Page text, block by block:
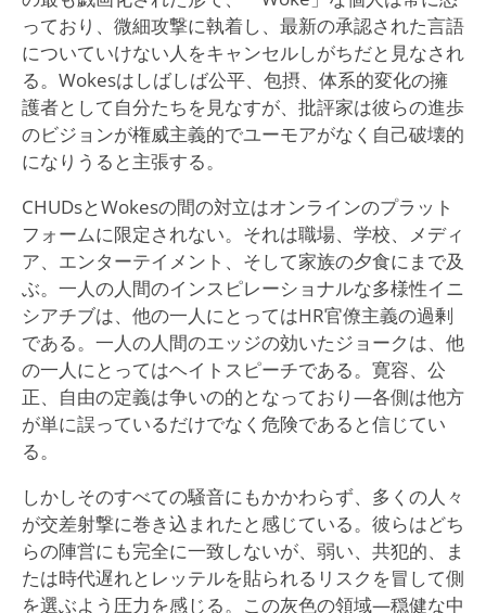
っており、微細攻撃に執着し、最新の承認された言語
についていけない人をキャンセルしがちだと見なされ
る。Wokesはしばしば公平、包摂、体系的変化の擁
護者として自分たちを見なすが、批評家は彼らの進歩
のビジョンが権威主義的でユーモアがなく自己破壊的
になりうると主張する。
CHUDsとWokesの間の対立はオンラインのプラット
フォームに限定されない。それは職場、学校、メディ
ア、エンターテイメント、そして家族の夕食にまで及
ぶ。一人の人間のインスピレーショナルな多様性イニ
シアチブは、他の一人にとってはHR官僚主義の過剰
である。一人の人間のエッジの効いたジョークは、他
の一人にとってはヘイトスピーチである。寛容、公
正、自由の定義は争いの的となっており—各側は他方
が単に誤っているだけでなく危険であると信じてい
る。
しかしそのすべての騒音にもかかわらず、多くの人々
が交差射撃に巻き込まれたと感じている。彼らはどち
らの陣営にも完全に一致しないが、弱い、共犯的、ま
たは時代遅れとレッテルを貼られるリスクを冒して側
を選ぶよう圧力を感じる。この灰色の領域—穏健な中